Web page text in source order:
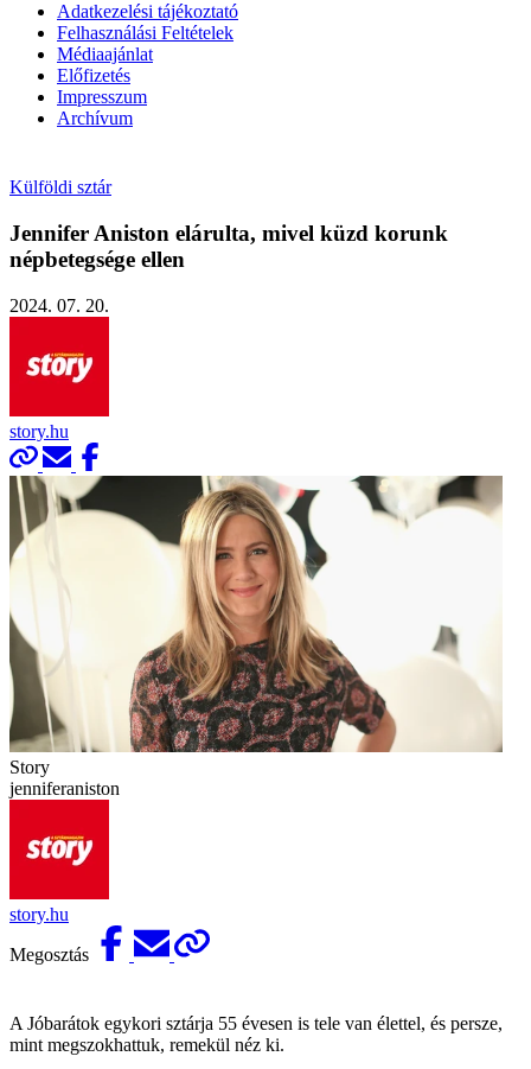
Adatkezelési tájékoztató
Felhasználási Feltételek
Médiaajánlat
Előfizetés
Impresszum
Archívum
Külföldi sztár
Jennifer Aniston elárulta, mivel küzd korunk
népbetegsége ellen
2024. 07. 20.
story.hu
Story
jenniferaniston
story.hu
Megosztás
A Jóbarátok egykori sztárja 55 évesen is tele van élettel, és persze,
mint megszokhattuk, remekül néz ki.